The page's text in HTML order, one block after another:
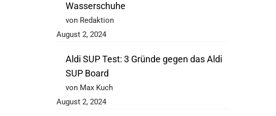
Wasserschuhe
von Redaktion
August 2, 2024
Aldi SUP Test: 3 Gründe gegen das Aldi
SUP Board
von Max Kuch
August 2, 2024